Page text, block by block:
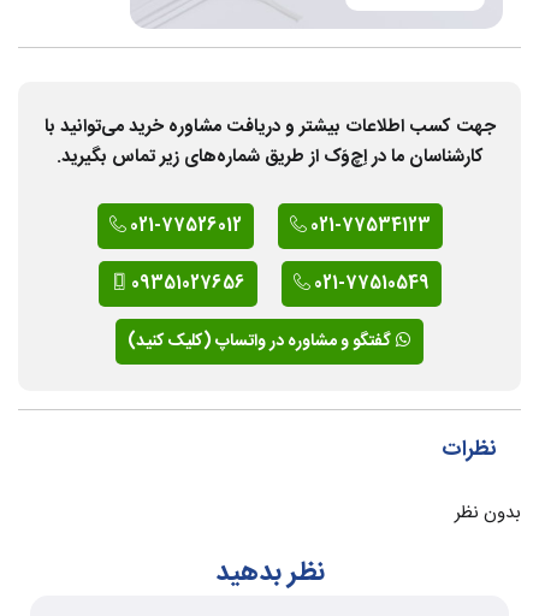
جهت کسب اطلاعات بیشتر و دریافت مشاوره خرید می‌توانید با
کارشناسان ما در اِچ‌وَک از طریق شماره‌های زیر تماس بگیرید.
021-77534123
021-77526012
021-77510549
09351027656
گفتگو و مشاوره در واتساپ (کلیک کنید)
نظرات
بدون نظر
نظر بدهید